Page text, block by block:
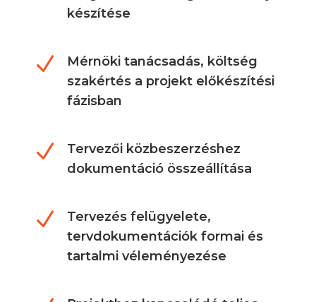
készítése
N
Mérnöki tanácsadás, költség
szakértés a projekt előkészítési
fázisban
N
Tervezői közbeszerzéshez
dokumentáció összeállítása
N
Tervezés felügyelete,
tervdokumentációk formai és
tartalmi véleményezése